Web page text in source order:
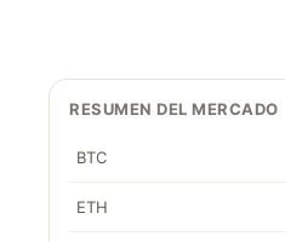
RESUMEN DEL MERCADO
BTC
ETH